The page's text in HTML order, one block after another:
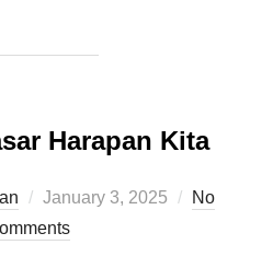
Harapan Kita
Posted
on
January 3, 2025
No